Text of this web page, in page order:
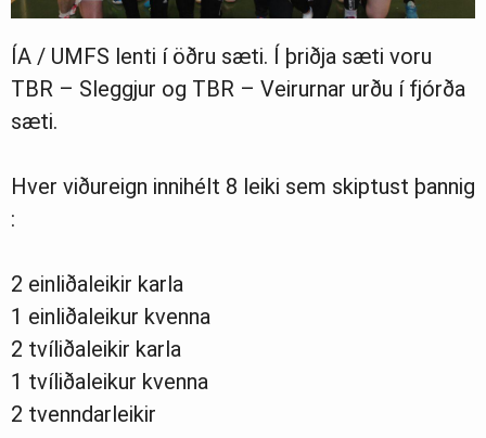
ÍA / UMFS lenti í öðru sæti. Í þriðja sæti voru
TBR – Sleggjur og TBR – Veirurnar urðu í fjórða
sæti.
Hver viðureign innihélt 8 leiki sem skiptust þannig
:
2 einliðaleikir karla
1 einliðaleikur kvenna
2 tvíliðaleikir karla
1 tvíliðaleikur kvenna
2 tvenndarleikir